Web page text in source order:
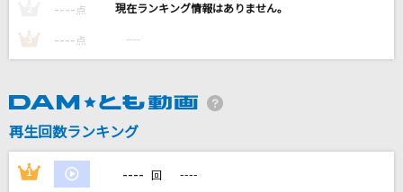
米米CLUB
亜沙 feat.重音テト
[生音]Laughter
Official髭男dism
---- 点 ----
3 ---- 点 ----
再生回数ランキング
1 ---- 回 ----